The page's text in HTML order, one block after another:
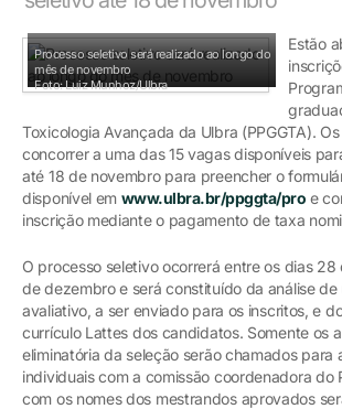
Processo seletivo será realizado ao longo do
mês de novembro
Foto: Luiz Munhoz/Ulbra
Estão
Toxicologia Avançada da Ulbra (PPGGTA).
concorrer a uma das 15 vagas disponíveis
até 18 de novembro para preencher o
disponível em www.ulbra.br/ppggta/pro e
inscrição mediante o pagamento de taxa
O processo seletivo ocorrerá entre os dias
de dezembro e será constituído da análise de
avaliativo, a ser enviado para os inscritos, e
currículo Lattes dos candidatos. Somente os
eliminatória da seleção serão chamados para
individuais com a comissão coordenadora do
com os nomes dos mestrandos aprovados